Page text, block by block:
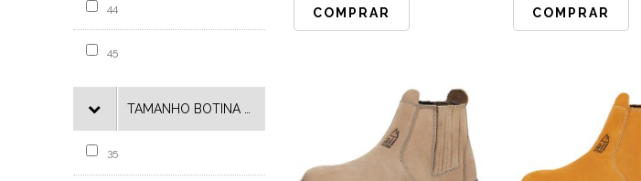
44
45
35
COMPRAR COMPRAR